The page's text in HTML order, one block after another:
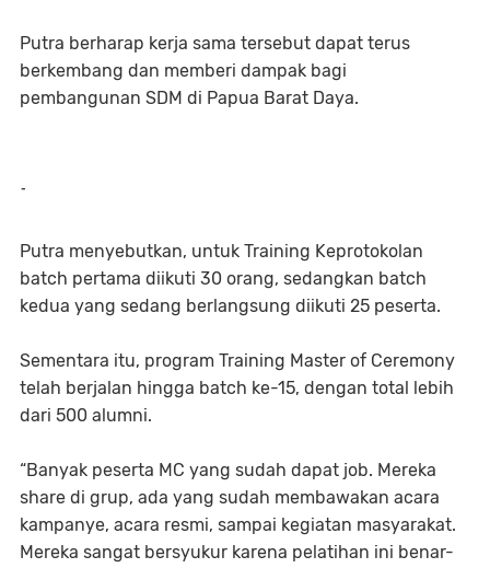
Putra berharap kerja sama tersebut dapat terus
berkembang dan memberi dampak bagi
pembangunan SDM di Papua Barat Daya.
-
Putra menyebutkan, untuk Training Keprotokolan
batch pertama diikuti 30 orang, sedangkan batch
kedua yang sedang berlangsung diikuti 25 peserta.
Sementara itu, program Training Master of Ceremony
telah berjalan hingga batch ke-15, dengan total lebih
dari 500 alumni.
“Banyak peserta MC yang sudah dapat job. Mereka
share di grup, ada yang sudah membawakan acara
kampanye, acara resmi, sampai kegiatan masyarakat.
Mereka sangat bersyukur karena pelatihan ini benar-